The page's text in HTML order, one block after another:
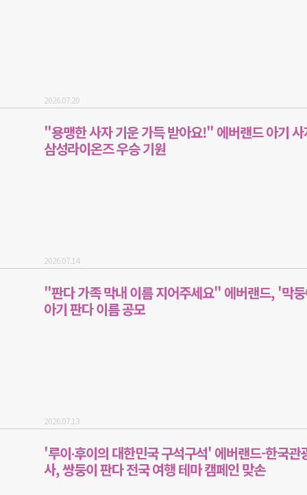
2026.07.20
"용맹한 사자 기운 가득 받아요!" 에버랜드 아기
삼성라이온즈 우승 기원
2026.07.14
"판다 가족 막내 이름 지어주세요" 에버랜드, '막
아기 판다 이름 공모
2026.07.13
'루이∙후이의 대한민국 구석구석' 에버랜드-한국관
사, 쌍둥이 판다 전국 여행 테마 캠페인 맞손